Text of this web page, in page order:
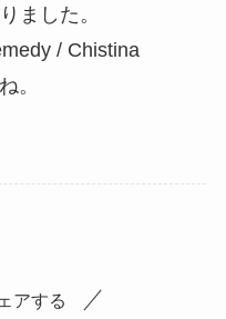
ました。
/ Chistina
。
アする